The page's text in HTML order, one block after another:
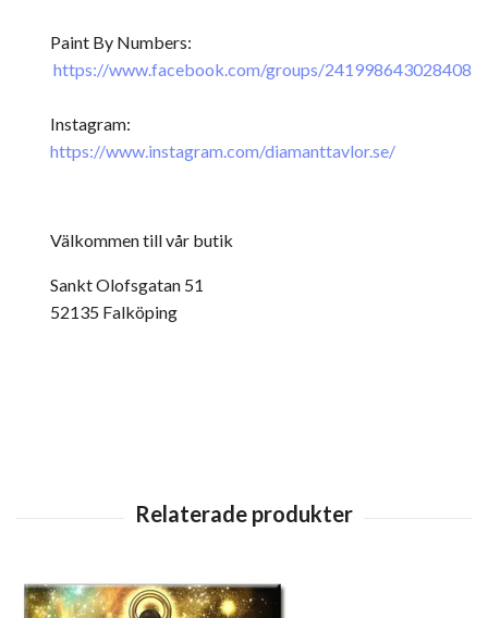
Paint By Numbers:
https://www.facebook.com/groups/241998643028408
Instagram:
https://www.instagram.com/diamanttavlor.se/
Välkommen till vår butik
Sankt Olofsgatan 51
52135 Falköping